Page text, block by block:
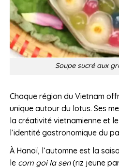
Soupe sucré aux
Chaque région du Vietnam
unique autour du lotus. Ses
la créativité vietnamienne et
l’identité gastronomique du
À Hanoï, l’automne est la
le com goi la sen(riz jeune